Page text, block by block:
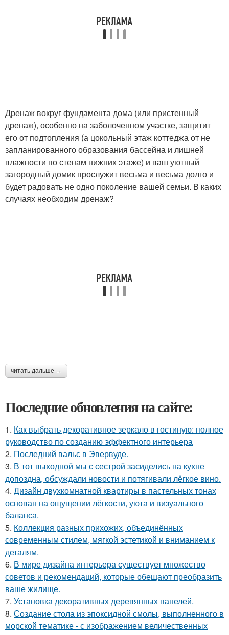
Дренаж вокруг фундамента дома (или пристенный
дренаж), особенно на заболоченном участке, защитит
его от подтопления (а цокольный этаж коттеджа от не
запланированного образования бассейна и лишней
влажности по стенам нижних этаже) и ваш уютный
загородный домик прослужит весьма и весьма долго и
будет радовать не одно поколение вашей семьи. В каких
случаях необходим дренаж?
читать дальше →
Последние обновления на сайте:
1. Как выбрать декоративное зеркало в гостиную: полное
руководство по созданию эффектного интерьера
2. Последний вальс в Эвервуде.
3. В тот выходной мы с сестрой засиделись на кухне
допоздна, обсуждали новости и потягивали лёгкое вино.
4. Дизайн двухкомнатной квартиры в пастельных тонах
основан на ощущении лёгкости, уюта и визуального
баланса.
5. Коллекция разных прихожих, объединённых
современным стилем, мягкой эстетикой и вниманием к
деталям.
6. В мире дизайна интерьера существует множество
советов и рекомендаций, которые обещают преобразить
ваше жилище.
7. Установка декоративных деревянных панелей.
8. Создание стола из эпоксидной смолы, выполненного в
морской тематике - с изображением величественных